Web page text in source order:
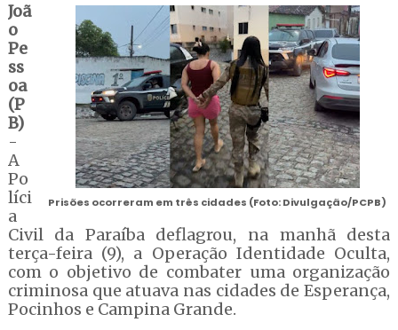
Prisões ocorreram em três cidades (Foto: Divulgação/PCPB)
Joã
o
Pe
ss
oa
(P
B)
-
A
Po
líci
a
Civil da Paraíba deflagrou, na manhã desta
terça-feira (9), a Operação Identidade Oculta,
com o objetivo de combater uma organização
criminosa que atuava nas cidades de Esperança,
Pocinhos e Campina Grande.